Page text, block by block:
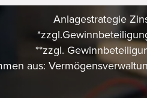
Anlagestrategie
**zzgl.
aus: